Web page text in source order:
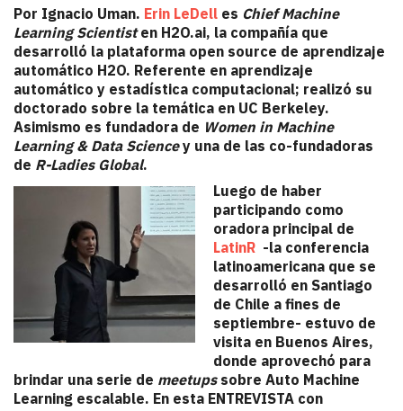
Por Ignacio Uman. Erin LeDell es Chief Machine
Learning Scientisten H2O.ai, la compañía que
desarrolló la plataforma open source de aprendizaje
automático H2O. Referente en aprendizaje
automático y estadística computacional; realizó su
doctorado sobre la temática en UC Berkeley.
Asimismo es fundadora de Women in Machine
Learning & Data Sciencey una de las co-fundadoras
de R-Ladies Global.
Luego de haber
participando como
oradora principal de
LatinR -la conferencia
latinoamericana que se
desarrolló en Santiago
de Chile a fines de
septiembre- estuvo de
visita en Buenos Aires,
donde aprovechó para
brindar una serie de meetupssobre Auto Machine
Learning escalable. En esta ENTREVISTA con